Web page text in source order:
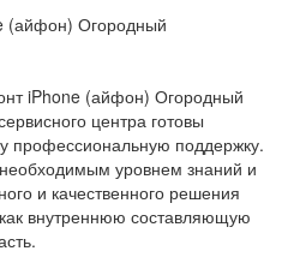
iPhone (айфон) Огородный
центра готовы
профессиональную поддержку.
уровнем знаний и
и качественного решения
внутреннюю составляющую